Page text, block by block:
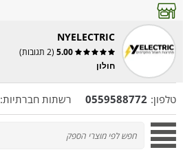
NYELECTRIC
5.00 (2 תגובות)
חולון
טלפון: 0559588772 רשתות חברתיות: